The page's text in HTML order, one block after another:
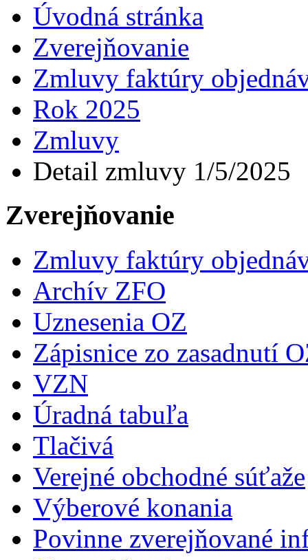
Úvodná stránka
Zverejňovanie
Zmluvy faktúry
Rok 2025
Zmluvy
Detail zmluvy 1/5/2025
Zverejňovanie
Zmluvy faktúry
Archív ZFO
Uznesenia OZ
Zápisnice zo zasadnutí
VZN
Úradná tabuľa
Tlačivá
Verejné obchodné súťaže
Výberové konania
Povinne zverejňované